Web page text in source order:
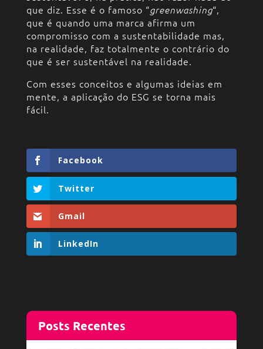
que diz. Esse é o famoso “greenwashing“,
que é quando uma marca afirma um
compromisso com a sustentabilidade mas,
na realidade, faz totalmente o contrário do
que é ser sustentável na realidade.
Com esses conceitos e algumas ideias em
mente, a aplicação do ESG se torna mais
fácil.
Facebook
Twitter
Gmail
LinkedIn
Posts Recentes